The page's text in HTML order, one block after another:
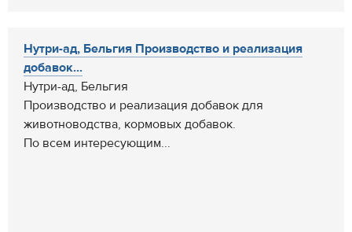
Нутри-ад, Бельгия Производство и реализация
добавок...
Нутри-ад, Бельгия
Производство и реализация добавок для
животноводства, кормовых добавок.
По всем интересующим...